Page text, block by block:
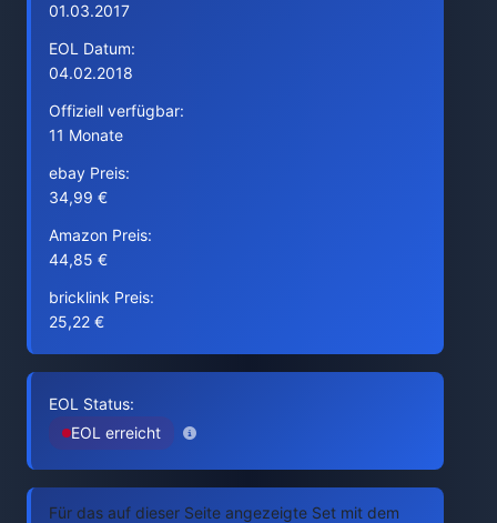
01.03.2017
EOL Datum:
04.02.2018
Offiziell verfügbar:
11 Monate
ebay Preis:
34,99 €
Amazon Preis:
44,85 €
bricklink Preis:
25,22 €
EOL Status:
EOL erreicht
Für das auf dieser Seite angezeigte Set mit dem